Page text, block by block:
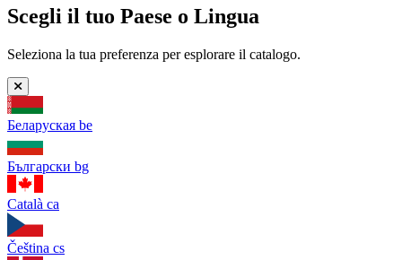
Scegli il tuo Paese o Lingua
Seleziona la tua preferenza per esplorare il catalogo.
Беларуская be
Български bg
Català ca
Čeština cs